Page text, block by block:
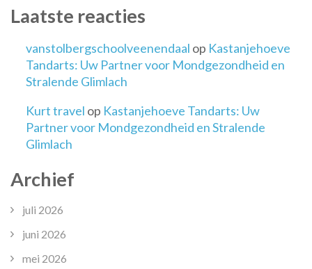
Laatste reacties
vanstolbergschoolveenendaal op Kastanjehoeve
Tandarts: Uw Partner voor Mondgezondheid en
Stralende Glimlach
Kurt travel op Kastanjehoeve Tandarts: Uw
Partner voor Mondgezondheid en Stralende
Glimlach
Archief
juli 2026
juni 2026
mei 2026